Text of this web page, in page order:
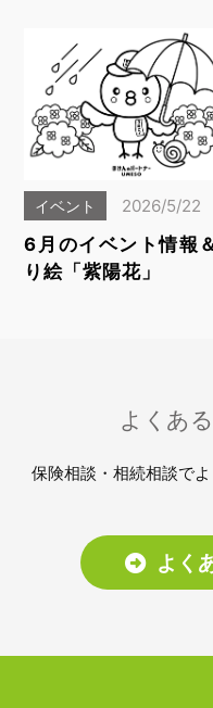
イベント 2026/5/22
6月のイベント情報
り絵「紫陽花」
よくある
保険相談・相続相談で
よく